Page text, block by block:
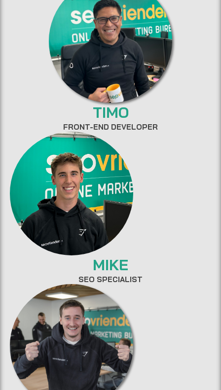
TIMO
FRONT-END DEVELOPER
MIKE
SEO SPECIALIST